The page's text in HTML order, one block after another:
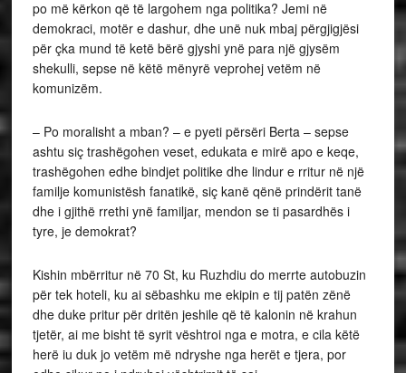
po më kërkon që të largohem nga politika? Jemi në
demokraci, motër e dashur, dhe unë nuk mbaj përgjigjësi
për çka mund të ketë bërë gjyshi ynë para një gjysëm
shekulli, sepse në këtë mënyrë veprohej vetëm në
komunizëm.
– Po moralisht a mban? – e pyeti përsëri Berta – sepse
ashtu siç trashëgohen veset, edukata e mirë apo e keqe,
trashëgohen edhe bindjet politike dhe lindur e rritur në një
familje komunistësh fanatikë, siç kanë qënë prindërit tanë
dhe i gjithë rrethi ynë familjar, mendon se ti pasardhës i
tyre, je demokrat?
Kishin mbërritur në 70 St, ku Ruzhdiu do merrte autobuzin
për tek hoteli, ku ai sëbashku me ekipin e tij patën zënë
dhe duke pritur për dritën jeshile që të kalonin në krahun
tjetër, ai me bisht të syrit vështroi nga e motra, e cila këtë
herë iu duk jo vetëm më ndryshe nga herët e tjera, por